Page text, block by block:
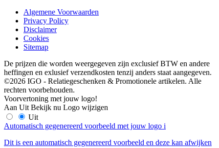
Algemene Voorwaarden
Privacy Policy
Disclaimer
Cookies
Sitemap
De prijzen die worden weergegeven zijn exclusief BTW en andere
heffingen en exlusief verzendkosten tenzij anders staat aangegeven.
©2026 IGO - Relatiegeschenken & Promotionele artikelen. Alle
rechten voorbehouden.
Voorvertoning met jouw logo!
Aan Uit Bekijk nu Logo wijzigen
Uit
Automatisch gegenereerd voorbeeld met jouw logo i
Dit is een automatisch gegenereerd voorbeeld en deze kan afwijken